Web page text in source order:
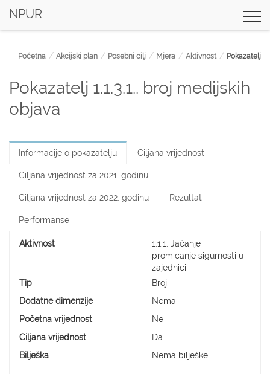
NPUR
Početna Akcijski plan Posebni cilj Mjera Aktivnost Pokazatelj
Pokazatelj 1.1.3.1.. broj medijskih
objava
Informacije o pokazatelju Ciljana vrijednost
Ciljana vrijednost za 2021. godinu
Ciljana vrijednost za 2022. godinu Rezultati
Performanse
Aktivnost
1.1.1. Jačanje i
promicanje sigurnosti u
zajednici
Tip
Broj
Dodatne dimenzije
Nema
Početna vrijednost
Ne
Ciljana vrijednost
Da
Bilješka
Nema bilješke